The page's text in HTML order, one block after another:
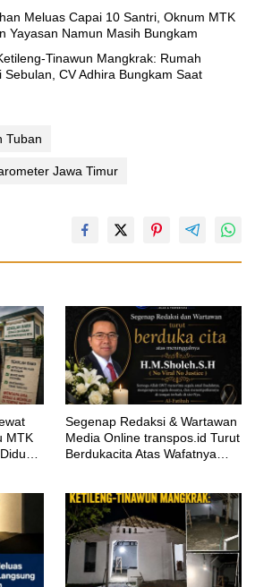
Meluas Capai 10 Santri, Oknum MTK
Yayasan Namun Masih Bungkam
Tinawun Mangkrak: Rumah
Sebulan, CV Adhira Bungkam Saat
Tuban
Jawa Timur
MTK
Segenap Redaksi & Wartawan
Media Online transpos.id Turut
Berdukacita Atas Wafatnya